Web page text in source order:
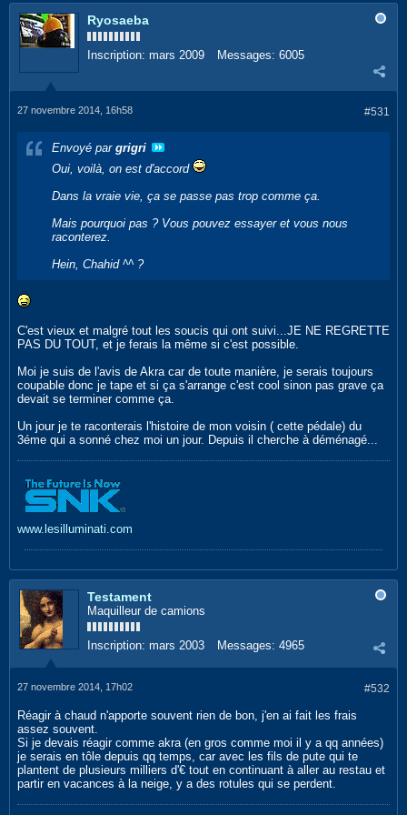
Ryosaeba
Inscription: mars 2009 Messages: 6005
#531
27 novembre 2014, 16h58
Envoyé par grigri
Oui, voilà, on est d'accord
Dans la vraie vie, ça se passe pas trop comme ça.
Mais pourquoi pas ? Vous pouvez essayer et vous nous
raconterez.
Hein, Chahid ^^ ?
C'est vieux et malgré tout les soucis qui ont suivi...JE NE REGRETTE
PAS DU TOUT, et je ferais la même si c'est possible.
Moi je suis de l'avis de Akra car de toute manière, je serais toujours
coupable donc je tape et si ça s'arrange c'est cool sinon pas grave ça
devait se terminer comme ça.
Un jour je te raconterais l'histoire de mon voisin ( cette pédale) du
3éme qui a sonné chez moi un jour. Depuis il cherche à déménagé...
www.lesilluminati.com
Testament
Maquilleur de camions
Inscription: mars 2003 Messages: 4965
#532
27 novembre 2014, 17h02
Réagir à chaud n'apporte souvent rien de bon, j'en ai fait les frais
assez souvent.
Si je devais réagir comme akra (en gros comme moi il y a qq années)
je serais en tôle depuis qq temps, car avec les fils de pute qui te
plantent de plusieurs milliers d'€ tout en continuant à aller au restau et
partir en vacances à la neige, y a des rotules qui se perdent.